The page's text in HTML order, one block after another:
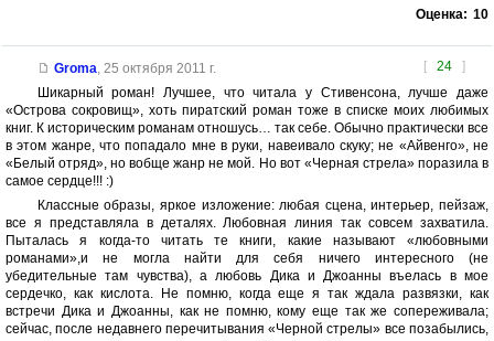
Оценка: 10
[ 24 ]
Groma, 25 октября 2011 г.
Шикарный роман! Лучшее, что читала у Стивенсона, лучше даже
«Острова сокровищ», хоть пиратский роман тоже в списке моих любимых
книг. К историческим романам отношусь… так себе. Обычно практически все
в этом жанре, что попадало мне в руки, навеивало скуку; не «Айвенго», не
«Белый отряд», но вобще жанр не мой. Но вот «Черная стрела» поразила в
самое сердце!!! :)
Классные образы, яркое изложение: любая сцена, интерьер, пейзаж,
все я представляла в деталях. Любовная линия так совсем захватила.
Пыталась я когда-то читать те книги, какие называют «любовными
романами»,и не могла найти для себя ничего интересного (не
убедительные там чувства), а любовь Дика и Джоанны въелась в мое
сердечко, как кислота. Не помню, когда еще я так ждала развязки, как
встречи Дика и Джоанны, как не помню, кому еще так же сопереживала;
сейчас, после недавнего перечитывания «Черной стрелы» все позабылись,